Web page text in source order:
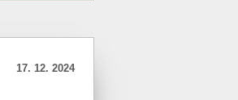
17. 12. 2024